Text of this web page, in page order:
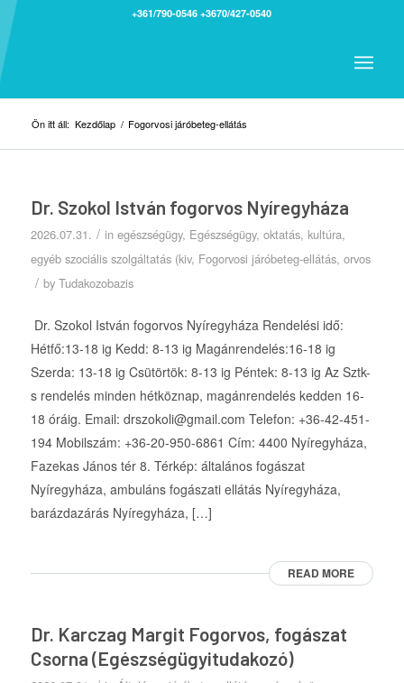
+361/790-0546 +3670/427-0540
Ön itt áll: Kezdőlap / Fogorvosi járóbeteg-ellátás
Dr. Szokol István fogorvos Nyíregyháza
2026.07.31. / in egészségügy, Egészségügy, oktatás, kultúra,
egyéb szociális szolgáltatás (kiv, Fogorvosi járóbeteg-ellátás, orvos
/ by Tudakozobazis
Dr. Szokol István fogorvos Nyíregyháza Rendelési idő:
Hétfő:13-18 ig Kedd: 8-13 ig Magánrendelés:16-18 ig
Szerda: 13-18 ig Csütörtök: 8-13 ig Péntek: 8-13 ig Az Sztk-
s rendelés minden hétköznap, magánrendelés kedden 16-
18 óráig. Email: drszokoli@gmail.com Telefon: +36-42-451-
194 Mobilszám: +36-20-950-6861 Cím: 4400 Nyíregyháza,
Fazekas János tér 8. Térkép: általános fogászat
Nyíregyháza, ambuláns fogászati ellátás Nyíregyháza,
barázdazárás Nyíregyháza, […]
READ MORE
Dr. Karczag Margit Fogorvos, fogászat
Csorna (Egészségügyitudakozó)